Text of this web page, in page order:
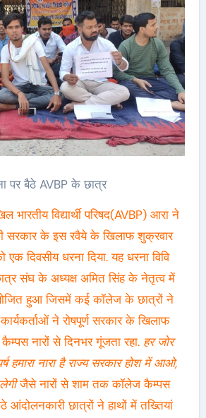
पर बैठे AVBP के छात्र
भारतीय विद्यार्थी परिषद(AVBP) आरा ने
सरकार के इस रवैये के खिलाफ शुक्रवार
एक दिवसीय धरना दिया. यह धरना विवि
संघ के अध्यक्ष अमित सिंह के नेतृत्व में
हुआ जिसमें कई कॉलेज के छात्रों ने
ने रोषपूर्ण सरकार के खिलाफ
नारों से दिनभर गूंजता रहा. हर जोर
हमारा नारा है राज्य सरकार होश में आओ,
जैसे नारों से शाम तक कॉलेज कैम्पस
आंदोलनकारी छात्रों ने हाथों में तख्तियां